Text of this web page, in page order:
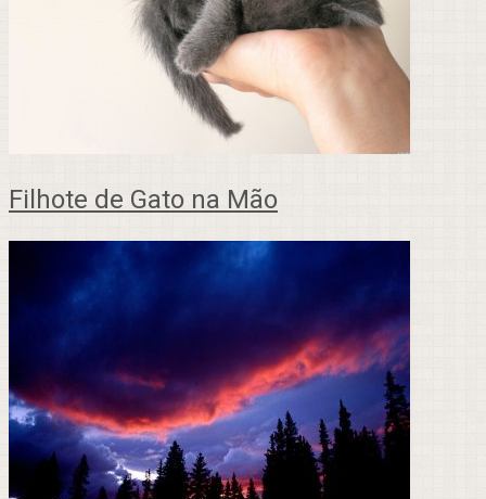
Filhote de Gato na Mão